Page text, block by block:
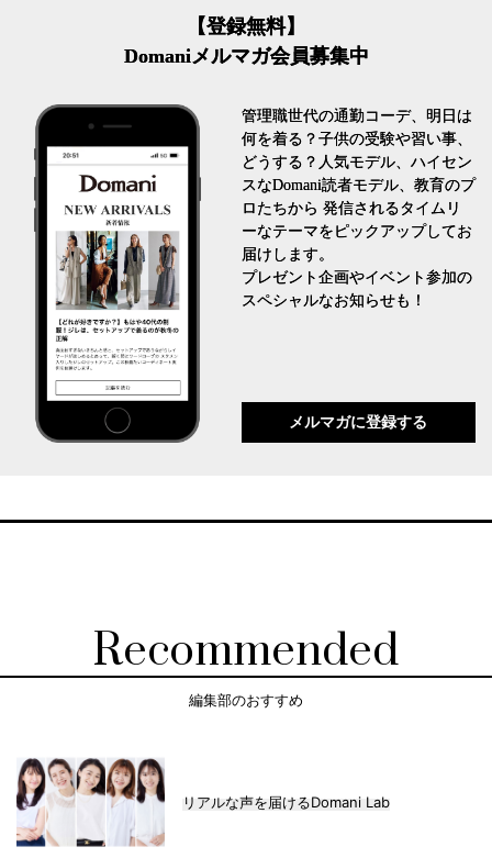
【登録無料】
Domaniメルマガ会員募集中
管理職世代の通勤コーデ、明日は
何を着る？子供の受験や習い事、
どうする？人気モデル、ハイセン
スなDomani読者モデル、教育のプ
ロたちから 発信されるタイムリ
ーなテーマをピックアップしてお
届けします。
プレゼント企画やイベント参加の
スペシャルなお知らせも！
メルマガに登録する
Recommended
編集部のおすすめ
リアルな声を届けるDomani Lab